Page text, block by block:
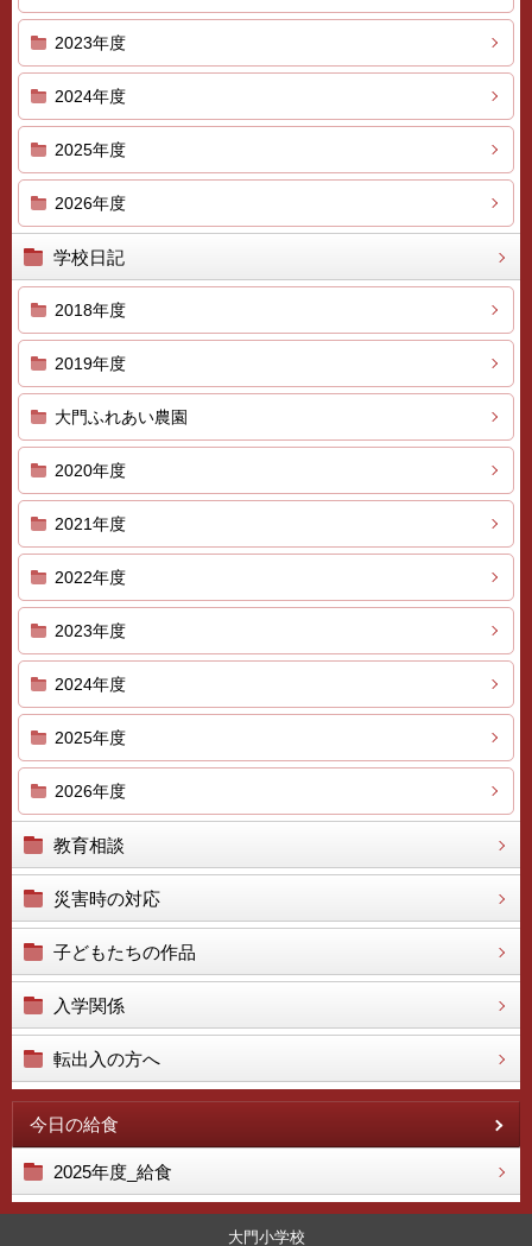
2023年度
2024年度
2025年度
2026年度
学校日記
2018年度
2019年度
大門ふれあい農園
2020年度
2021年度
2022年度
2023年度
2024年度
2025年度
2026年度
教育相談
災害時の対応
子どもたちの作品
入学関係
転出入の方へ
今日の給食
2025年度_給食
大門小学校